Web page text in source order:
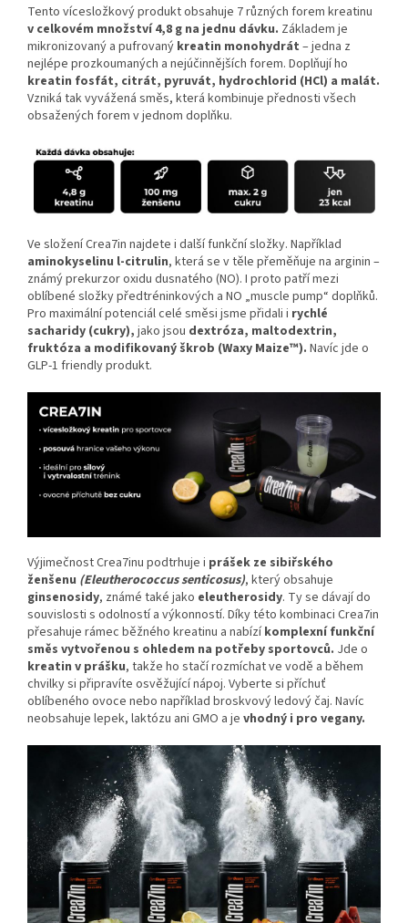
Tento vícesložkový produkt obsahuje 7 různých forem kreatinu
v celkovém množství 4,8 g na jednu dávku. Základem je
mikronizovaný a pufrovaný kreatin monohydrát – jedna z
nejlépe prozkoumaných a nejúčinnějších forem. Doplňují ho
kreatin fosfát, citrát, pyruvát, hydrochlorid (HCl) a malát.
Vzniká tak vyvážená směs, která kombinuje přednosti všech
obsažených forem v jednom doplňku.
Ve složení Crea7in najdete i další funkční složky. Například
aminokyselinu l-citrulin, která se v těle přeměňuje na arginin –
známý prekurzor oxidu dusnatého (NO). I proto patří mezi
oblíbené složky předtréninkových a NO „muscle pump“ doplňků.
Pro maximální potenciál celé směsi jsme přidali i rychlé
sacharidy (cukry), jako jsou dextróza, maltodextrin,
fruktóza a modifikovaný škrob (Waxy Maize™). Navíc jde o
GLP-1 friendly produkt.
Výjimečnost Crea7inu podtrhuje i prášek ze sibiřského
ženšenu (Eleutherococcus senticosus), který obsahuje
ginsenosidy, známé také jako eleutherosidy. Ty se dávají do
souvislosti s odolností a výkonností. Díky této kombinaci Crea7in
přesahuje rámec běžného kreatinu a nabízíkomplexní funkční
směs vytvořenou s ohledem na potřeby sportovců. Jde o
kreatin v prášku, takže ho stačí rozmíchat ve vodě a během
chvilky si připravíte osvěžující nápoj. Vyberte si příchuť
oblíbeného ovoce nebo například broskvový ledový čaj. Navíc
neobsahuje lepek, laktózu ani GMO a je vhodný i pro vegany.